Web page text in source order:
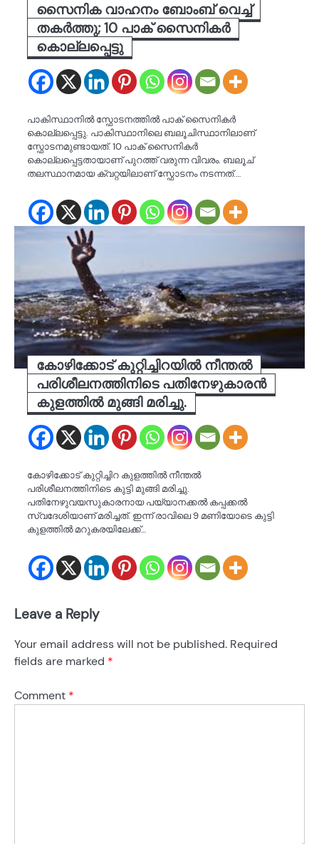
സൈനിക വാഹനം ബോംബ് വെച്ച്
തകർത്തു; 10 പാക് സൈനികർ
കൊല്ലപ്പെട്ടു
പാകിസ്ഥാനിൽ സ്ഫോടനത്തിൽ പാക് സൈനികർ
കൊല്ലപ്പെട്ടു. പാകിസ്ഥാനിലെ ബലൂചിസ്ഥാനിലാണ്
സ്ഫോടനമുണ്ടായത്. 10 പാക് സൈനികര്‍
കൊല്ലപ്പെട്ടതായാണ് പുറത്ത് വരുന്ന വിവരം. ബലൂച്
തലസ്ഥാനമായ ക്വറ്റയിലാണ് സ്ഫോടനം നടന്നത്.…
കോഴിക്കോട് കുറ്റിച്ചിറയിൽ നീന്തൽ
പരിശീലനത്തിനിടെ പതിനേഴുകാരൻ
കുളത്തിൽ മുങ്ങി മരിച്ചു.
കോഴിക്കോട് കുറ്റിച്ചിറ കുളത്തിൽ നീന്തൽ
പരിശീലനത്തിനിടെ കുട്ടി മുങ്ങി മരിച്ചു.
പതിനേഴുവയസുകാരനായ പയ്യാനക്കൽ കപ്പക്കൽ
സ്വദേശിയാണ് മരിച്ചത്. ഇന്ന് രാവിലെ 9 മണിയോടെ കുട്ടി
കുളത്തിൽ മറുകരയിലേക്ക്…
Leave a Reply
Your email address will not be published. Required
fields are marked *
Comment *